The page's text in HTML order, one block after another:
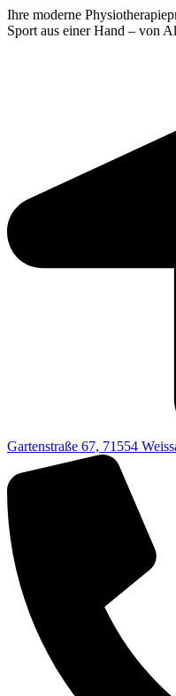
Ihre moderne
Sport aus einer Hand – von
Gartenstraße 67, 71554